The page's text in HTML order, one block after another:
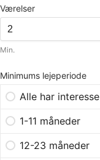
Værelser
Min.
Minimums lejeperiode
Alle har interesse
1-11 måneder
12-23 måneder